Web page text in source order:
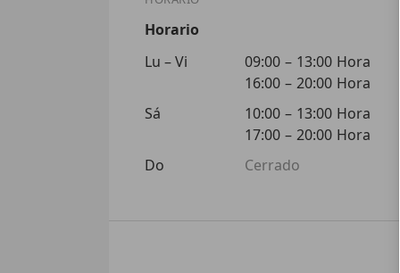
Horario
Lu – Vi
09:00 – 13:00 Hora
16:00 – 20:00 Hora
Sá
10:00 – 13:00 Hora
17:00 – 20:00 Hora
Do
Cerrado